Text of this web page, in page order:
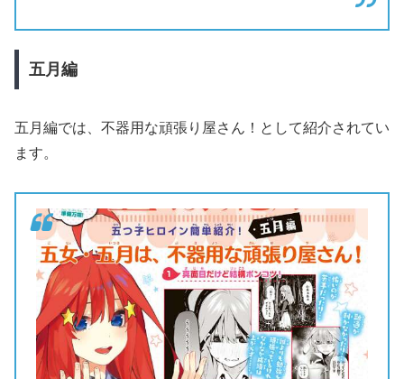
五月編
五月編では、不器用な頑張り屋さん！として紹介されてい
ます。